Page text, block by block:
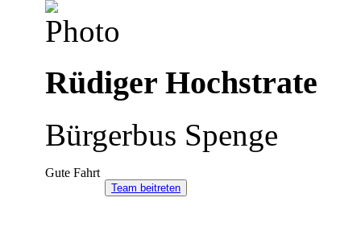
Rüdiger Hochstrate
Bürgerbus Spenge
Gute Fahrt
Team beitreten